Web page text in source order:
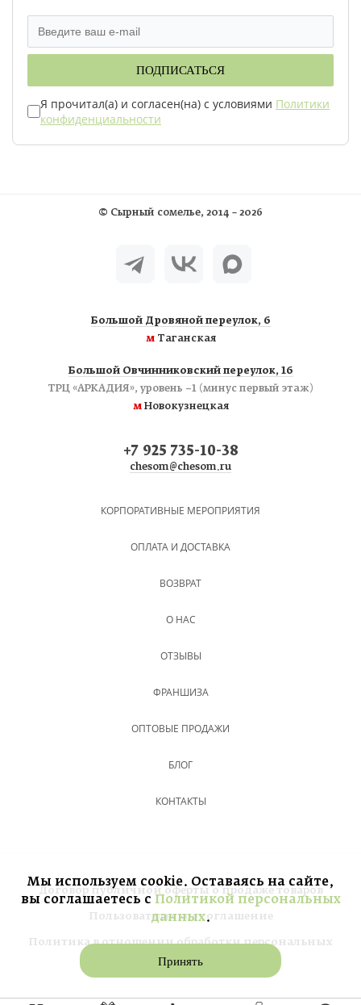
ПОДПИСАТЬСЯ
Я прочитал(а) и согласен(на) с условиями Политики
конфиденциальности
© Сырный сомелье, 2014 – 2026
Большой Дровяной переулок, 6
мТаганская
Большой Овчинниковский переулок, 16
ТРЦ «АРКАДИЯ», уровень −1 (минус первый этаж)
мНовокузнецкая
+7 925 735-10-38
chesom@chesom.ru
КОРПОРАТИВНЫЕ МЕРОПРИЯТИЯ
ОПЛАТА И ДОСТАВКА
ВОЗВРАТ
О НАС
ОТЗЫВЫ
ФРАНШИЗА
ОПТОВЫЕ ПРОДАЖИ
БЛОГ
КОНТАКТЫ
Мы используем cookie. Оставаясь на сайте,
вы соглашаетесь с Политикой персональных
данных.
Принять
Договор публичной оферты о продаже товаров
Пользовательское соглашение
Политика в отношении обработки персональных
данных